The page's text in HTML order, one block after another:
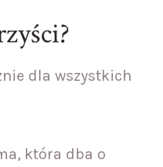
dla wszystkich
która dba o